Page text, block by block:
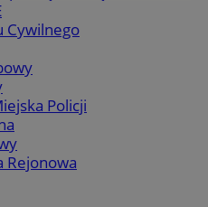
Cywilnego
Policji
Rejonowa